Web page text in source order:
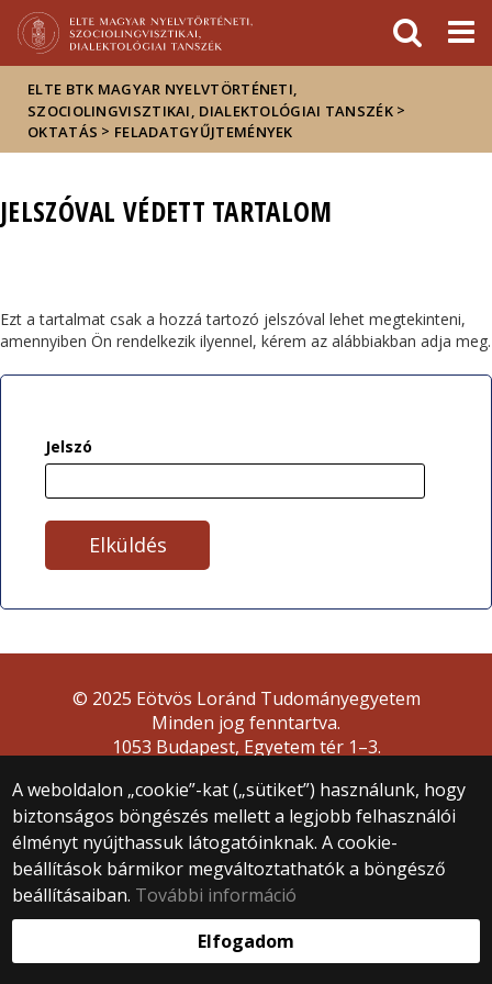
Hírek
Események
ELTE a
sajtóban
ELTE BTK MAGYAR NYELVTÖRTÉNETI,
SZOCIOLINGVISZTIKAI, DIALEKTOLÓGIAI TANSZÉK >
OKTATÁS > FELADATGYŰJTEMÉNYEK
JELSZÓVAL VÉDETT TARTALOM
Ezt a tartalmat csak a hozzá tartozó jelszóval lehet megtekinteni,
amennyiben Ön rendelkezik ilyennel, kérem az alábbiakban adja meg.
Jelszó
A weboldalon „cookie”-kat („sütiket”) használunk, hogy
biztonságos böngészés mellett a legjobb felhasználói
élményt nyújthassuk látogatóinknak. A cookie-
beállítások bármikor megváltoztathatók a böngésző
beállításaiban. További információ
Elfogadom
© 2025 Eötvös Loránd Tudományegyetem
Minden jog fenntartva.
1053 Budapest, Egyetem tér 1–3.
Webfejlesztés: